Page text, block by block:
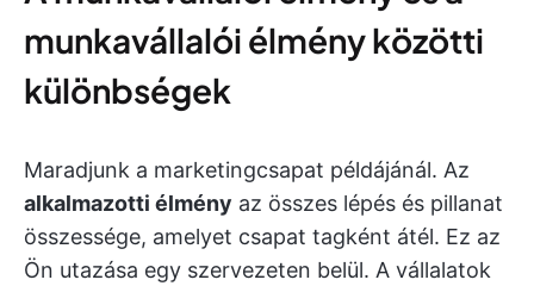
munkavállalói élmény közötti
különbségek
Maradjunk a marketingcsapat példájánál. Az
alkalmazotti élmény az összes lépés és pillanat
összessége, amelyet csapat tagként átél. Ez az
Ön utazása egy szervezeten belül. A vállalatok